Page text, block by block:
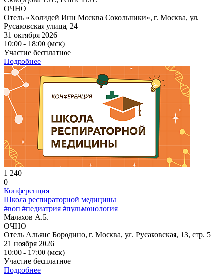
ОЧНО
Отель «Холидей Инн Москва Сокольники», г. Москва, ул.
Русаковская улица, 24
31 октября 2026
10:00 - 18:00 (мск)
Участие бесплатное
Подробнее
1 240
0
Конференция
Школа респираторной медицины
#воп #педиатрия #пульмонология
Малахов А.Б.
ОЧНО
Отель Альянс Бородино, г. Москва, ул. Русаковская, 13, стр. 5
21 ноября 2026
10:00 - 17:00 (мск)
Участие бесплатное
Подробнее